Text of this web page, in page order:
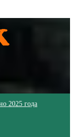
2025 года